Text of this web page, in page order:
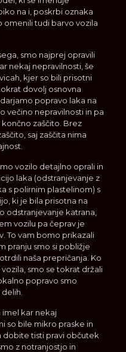
na i, poskrbi oznaka
omenili tudi barvo vozila
smo najprej opravili
nekaj nepravilnosti, še
kjer so bili prisotni
dovolj osnovna
popravo laka na
večino nepravilnosti in pa
zaščito. Brez
saj zaščita nima
vozilo detajlno oprali in
laka (odstranjevanje z
s polirnim plastelinom) s
ki je bila prisotna na
odstranjevanje katrana,
vozilu pa čeprav je
To vam bomo prikazali
pranju smo si pobližje
naša prepričanja. Ko
smo se tokrat držali
popravo smo
imel kar nekaj
so bile mikro praske in
dobite tisti pravi občutek
z notranjostjo in